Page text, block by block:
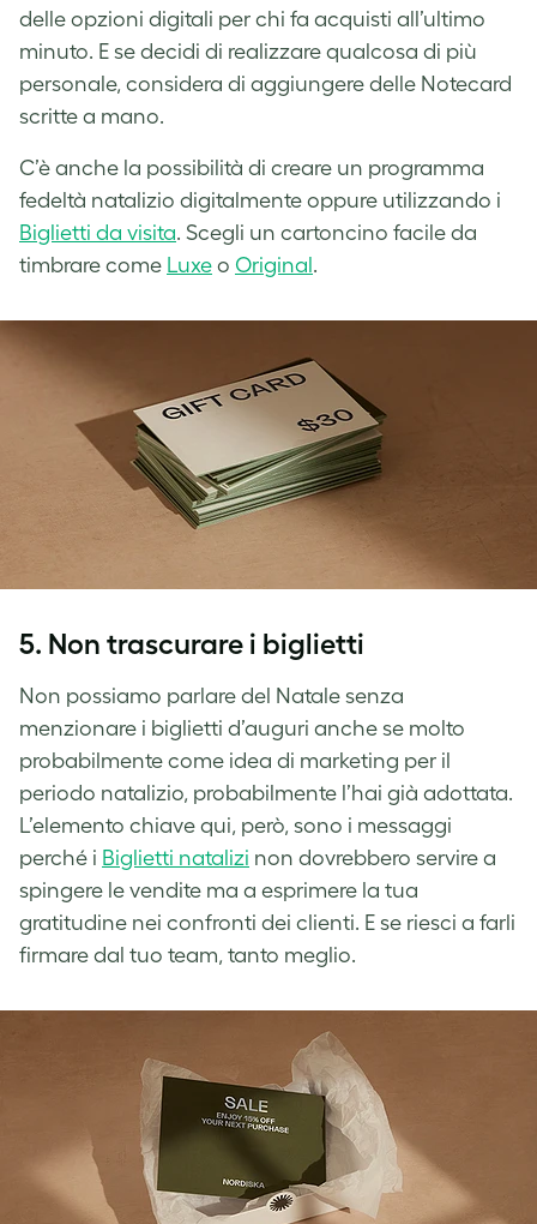
delle opzioni digitali per chi fa acquisti all’ultimo
minuto. E se decidi di realizzare qualcosa di più
personale, considera di aggiungere delle Notecard
scritte a mano.
C’è anche la possibilità di creare un programma
fedeltà natalizio digitalmente oppure utilizzando i
Biglietti da visita. Scegli un cartoncino facile da
timbrare come Luxe o Original.
5. Non trascurare i biglietti
Non possiamo parlare del Natale senza
menzionare i biglietti d’auguri anche se molto
probabilmente come idea di marketing per il
periodo natalizio, probabilmente l’hai già adottata.
L’elemento chiave qui, però, sono i messaggi
perché i Biglietti natalizi non dovrebbero servire a
spingere le vendite ma a esprimere la tua
gratitudine nei confronti dei clienti. E se riesci a farli
firmare dal tuo team, tanto meglio.